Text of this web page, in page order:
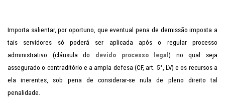
Importa salientar, por oportuno, que eventual pena de demissão imposta a
tais servidores só poderá ser aplicada após o regular processo
administrativo (cláusula do devido processo legal) no qual seja
assegurado o contraditório e a ampla defesa (CF, art. 5°, LV) e os recursos a
ela inerentes, sob pena de considerar-se nula de pleno direito tal
penalidade.